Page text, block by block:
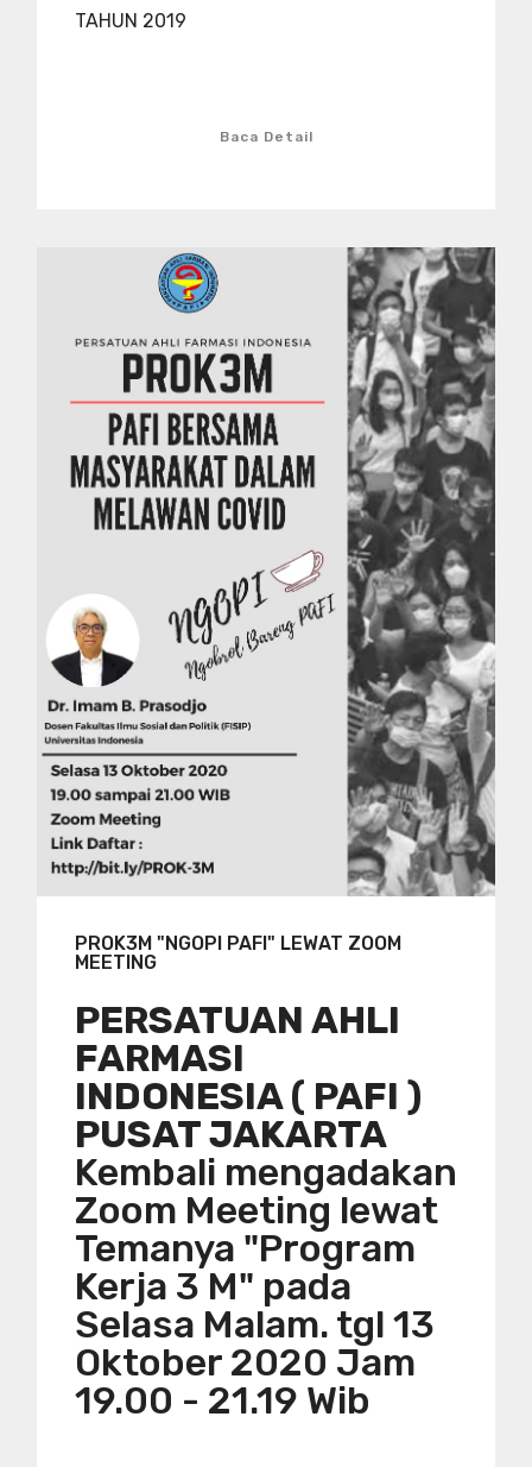
TAHUN 2019
Baca Detail
PROK3M "NGOPI PAFI" LEWAT ZOOM
MEETING
PERSATUAN AHLI
FARMASI
INDONESIA ( PAFI )
PUSAT JAKARTA
Kembali mengadakan
Zoom Meeting lewat
Temanya "Program
Kerja 3 M" pada
Selasa Malam. tgl 13
Oktober 2020 Jam
19.00 - 21.19 Wib